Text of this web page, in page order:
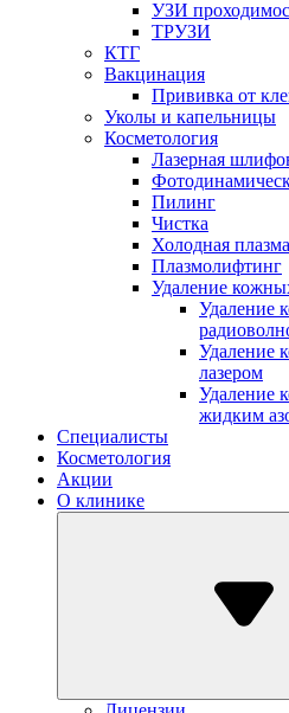
УЗИ
ТРУЗИ
КТГ
Вакцинация
Прививка от
Уколы и капельницы
Косметология
Лазерная
Пилинг
Чистка
Холодная плазма
Плазмолифтинг
Удаление
Удаление
Удаление
лазером
Удаление
жидким
Специалисты
Косметология
Акции
О клинике